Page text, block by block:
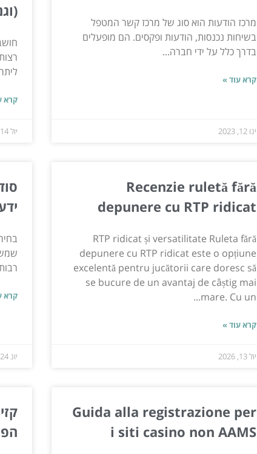
מרכז הודעות הוא סוג של מרכז קשר המטפל
בשיחות נכנסות, הודעות ופקסים. הם מופעלים
בדרך כלל על ידי חברה...
קרא עוד »
ינו 12, 2023
קרא
יול 14, 2024
Recenzie ruletă fără
depunere cu RTP ridicat
RTP ridicat și versatilitate Ruleta fără
depunere cu RTP ridicat este o opțiune
excelentă pentru jucătorii care doresc să
se bucure de un avantaj de câștig mai
mare. Cu un...
קרא עוד »
יול 13, 2026
רבות.
קרא
יונ 24, 2024
Guida alla registrazione per
i siti casino non AAMS